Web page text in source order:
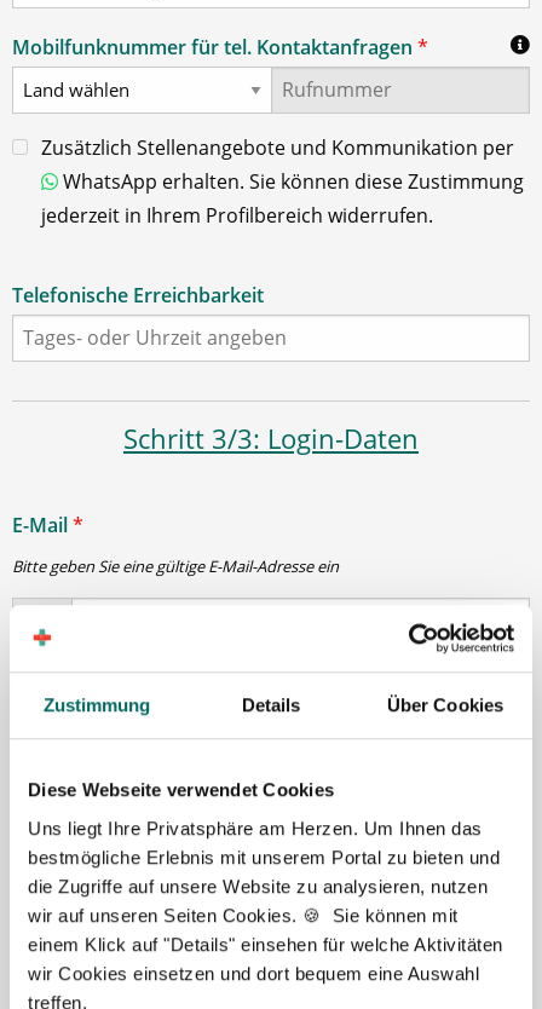
Zustimmung Details Über Cookies
Diese Webseite verwendet Cookies
Uns liegt Ihre Privatsphäre am Herzen. Um Ihnen das
bestmögliche Erlebnis mit unserem Portal zu bieten und
die Zugriffe auf unsere Website zu analysieren, nutzen
wir auf unseren Seiten Cookies. 🍪 Sie können mit
einem Klick auf "Details" einsehen für welche Aktivitäten
wir Cookies einsetzen und dort bequem eine Auswahl
treffen.
Mobilfunknummer für tel. Kontaktanfragen *
Zusätzlich Stellenangebote und Kommunikation per
WhatsApp erhalten. Sie können diese Zustimmung
jederzeit in Ihrem Profilbereich widerrufen.
Telefonische Erreichbarkeit
Schritt 3/3: Login-Daten
E-Mail*
Bitte geben Sie eine gültige E-Mail-Adresse ein
Ihre Angaben und Dokumente sind zu jeder Zeit
sicher. Niemand bis auf Sie und Ihre persönlichen
Betreuer haben Zugriff auf Ihre Daten.
Erst nach Ihrer Freigabezu einem konkreten
Stellenangebot leiten wir Ihre Daten an die von Ihnen
gewünschten Apotheken weiter.